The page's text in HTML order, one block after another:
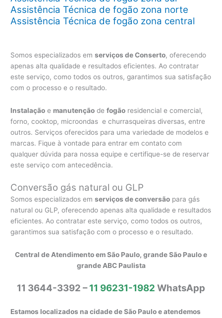
Assistência Técnica de fogão zona norte
Assistência Técnica de fogão zona central
Somos especializados emserviços de Conserto, oferecendo
apenas alta qualidade e resultados eficientes. Ao contratar
este serviço, como todos os outros, garantimos sua satisfação
com o processo e o resultado.
Instalação e manutenção defogão residencial e comercial,
forno, cooktop, microondas e churrasqueiras diversas, entre
outros. Serviços oferecidos para uma variedade de modelos e
marcas. Fique à vontade para entrar em contato com
qualquer dúvida para nossa equipe e certifique-se de reservar
este serviço com antecedência.
Conversão gás natural ou GLP
Somos especializados emserviços de conversão para gás
natural ou GLP, oferecendo apenas alta qualidade e resultados
eficientes. Ao contratar este serviço, como todos os outros,
garantimos sua satisfação com o processo e o resultado.
Central de Atendimento em São Paulo, grande São Paulo e
grande ABC Paulista
11 3644-3392 –11 96231-1982 WhatsApp
Estamos localizados na cidade de São Paulo e atendemos